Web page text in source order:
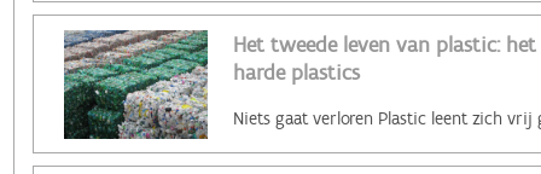
Het tweede leven van plastic:
harde plastics